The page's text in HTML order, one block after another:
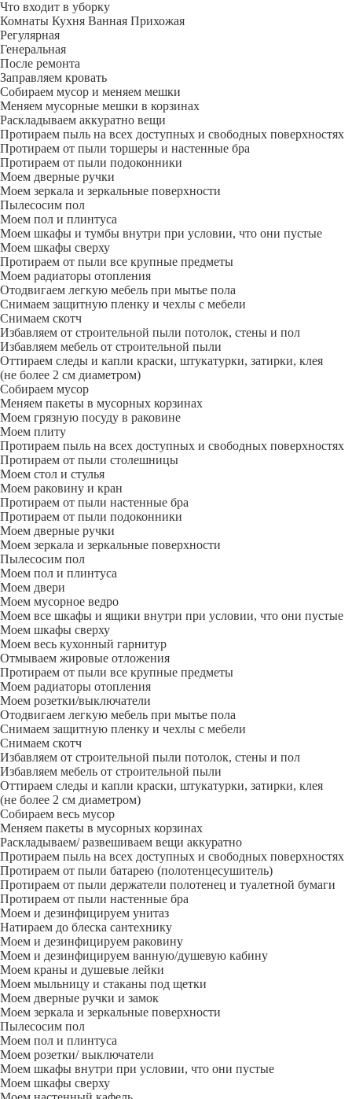
Что входит в уборку
Регу­лярная
Гене­ральная
После ремонта
Заправляем кровать
Собираем мусор и меняем мешки
Меняем мусорные мешки в корзинах
Раскладываем аккуратно вещи
Протираем пыль на всех доступных и свободных поверхностях
Протираем от пыли торшеры и настенные бра
Протираем от пыли подоконники
Моем дверные ручки
Моем зеркала и зеркальные поверхности
Пылесосим пол
Моем пол и плинтуса
Моем шкафы и тумбы внутри при условии, что они пустые
Моем шкафы сверху
Протираем от пыли все крупные предметы
Моем радиаторы отопления
Отодвигаем легкую мебель при мытье пола
Снимаем защитную пленку и чехлы с мебели
Снимаем скотч
Избавляем от строительной пыли потолок, стены и пол
Избавляем мебель от строительной пыли
Оттираем следы и капли краски, штукатурки, затирки, клея
(не более 2 см диаметром)
Собираем мусор
Меняем пакеты в мусорных корзинах
Моем грязную посуду в раковине
Моем плиту
Протираем пыль на всех доступных и свободных поверхностях
Протираем от пыли столешницы
Моем стол и стулья
Моем раковину и кран
Протираем от пыли настенные бра
Протираем от пыли подоконники
Моем дверные ручки
Моем зеркала и зеркальные поверхности
Пылесосим пол
Моем пол и плинтуса
Моем двери
Моем мусорное ведро
Моем все шкафы и ящики внутри при условии, что они пустые
Моем шкафы сверху
Моем весь кухонный гарнитур
Отмываем жировые отложения
Протираем от пыли все крупные предметы
Моем радиаторы отопления
Моем розетки/выключатели
Отодвигаем легкую мебель при мытье пола
Снимаем защитную пленку и чехлы с мебели
Снимаем скотч
Избавляем от строительной пыли потолок, стены и пол
Избавляем мебель от строительной пыли
Оттираем следы и капли краски, штукатурки, затирки, клея
(не более 2 см диаметром)
Собираем весь мусор
Меняем пакеты в мусорных корзинах
Раскладываем/ развешиваем вещи аккуратно
Протираем пыль на всех доступных и свободных поверхностях
Протираем от пыли батарею (полотенцесушитель)
Протираем от пыли держатели полотенец и туалетной бумаги
Протираем от пыли настенные бра
Моем и дезинфицируем унитаз
Натираем до блеска сантехнику
Моем и дезинфицируем раковину
Моем и дезинфицируем ванную/душевую кабину
Моем краны и душевые лейки
Моем мыльницу и стаканы под щетки
Моем дверные ручки и замок
Моем зеркала и зеркальные поверхности
Пылесосим пол
Моем пол и плинтуса
Моем розетки/ выключатели
Моем шкафы внутри при условии, что они пустые
Моем шкафы сверху